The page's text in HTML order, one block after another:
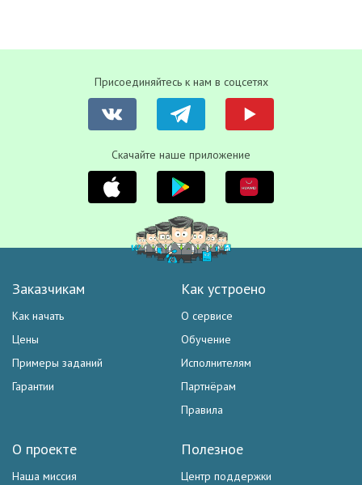
Присоединяйтесь к нам в соцсетях
Скачайте наше приложение
Заказчикам
Как начать
Цены
Примеры заданий
Гарантии
Как устроено
О сервисе
Обучение
Исполнителям
Партнёрам
Правила
Полезное
Центр поддержки
О проекте
Наша миссия